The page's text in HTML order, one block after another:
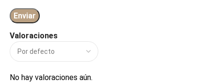
Valoraciones
No hay valoraciones aún.